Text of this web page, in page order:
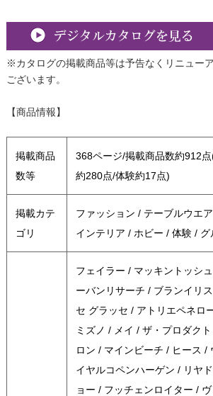
※カタログの掲載商品等は予告なくリニュー
ございます。
【商品情報】
掲載商品
数等
368ページ/掲載商品数約912
約280点/体験約17点)
掲載カテ
ゴリ
ファッション / テーブルウエ
インテリア / ホビー / 体験 / グ
フェイラー / マッキントッシ
ーバンリサーチ / ブランイリ
セ グラッセ / アトリエペネロ
ミズノ / メイ / ザ・プロダク
ロン / マインビーチ / ヒース /
イヤルコペンハーゲン / リヤ
ョー / フッチェンロイター /